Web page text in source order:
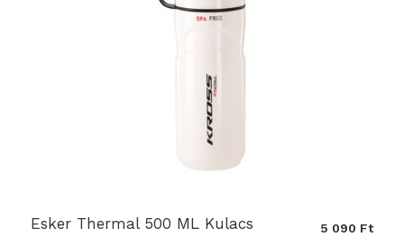
Esker Thermal 500 ML Kulacs 5 090 Ft